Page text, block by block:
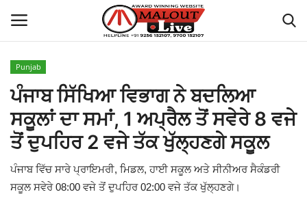
Home
About Us
How to Reach Malout
Punjab
ਪੰਜਾਬ ਸਿੱਖਿਆ ਵਿਭਾਗ ਨੇ ਬਦਲਿਆ
ਸਕੂਲਾਂ ਦਾ ਸਮਾਂ, 1 ਅਪ੍ਰੈਲ ਤੋਂ ਸਵੇਰੇ 8 ਵਜੇ
ਤੋਂ ਦੁਪਹਿਰ 2 ਵਜੇ ਤੱਕ ਖੁੱਲ੍ਹਣਗੇ ਸਕੂਲ
ਪੰਜਾਬ ਵਿੱਚ ਸਾਰੇ ਪ੍ਰਾਇਮਰੀ, ਮਿਡਲ, ਹਾਈ ਸਕੂਲ ਅਤੇ ਸੀਨੀਅਰ ਸੈਕੰਡਰੀ
ਸਕੂਲ ਸਵੇਰੇ 08:00 ਵਜੇ ਤੋਂ ਦੁਪਹਿਰ 02:00 ਵਜੇ ਤੱਕ ਖੁੱਲ੍ਹਣਗੇ।